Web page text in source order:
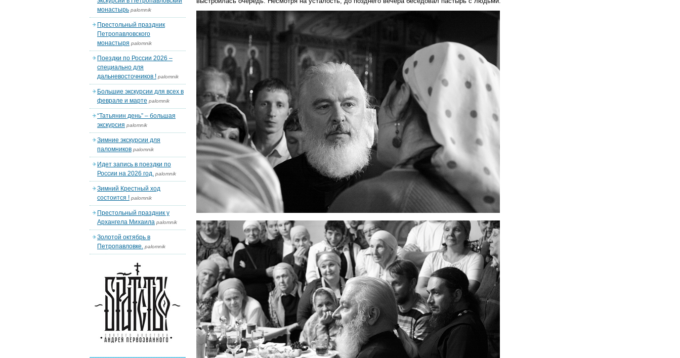
монастырь palomnik
Престольный праздник
Петропавловского
монастыря palomnik
Поездки по России 2026 –
специально для
дальневосточников ! palomnik
Большие экскурсии для всех в
феврале и марте palomnik
“Татьянин день” – большая
экскурсия palomnik
Зимние экскурсии для
паломников palomnik
Идет запись в поездки по
России на 2026 год. palomnik
Зимний Крестный ход
состоится ! palomnik
Престольный праздник у
Архангела Михаила palomnik
Золотой октябрь в
Петропавловке. palomnik